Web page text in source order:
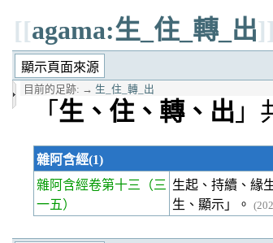
[[agama:生_住_轉_出]]
目前的足跡: → 生_住_轉_出
「 生、住、轉、出 」
雜阿含經(1)
雜阿含經卷第十三
（三
一五）
生起、持續、緣
生、顯示」。